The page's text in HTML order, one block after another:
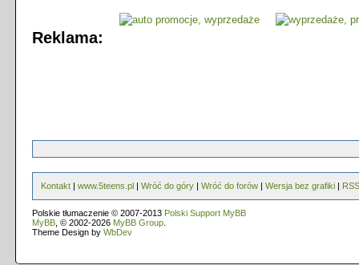
Reklama:
Kontakt | www.5teens.pl | Wróć do góry | Wróć do forów | Wersja bez grafiki | RSS
Polskie tłumaczenie © 2007-2013 Polski Support MyBB
MyBB , © 2002-2026 MyBB Group
Theme Design by WbDev